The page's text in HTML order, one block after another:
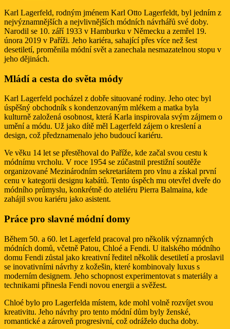
Karl Lagerfeld, rodným jménem Karl Otto Lagerfeldt, byl jedním z
nejvýznamnějších a nejvlivnějších módních návrhářů své doby.
Narodil se 10. září 1933 v Hamburku v Německu a zemřel 19.
února 2019 v Paříži. Jeho kariéra, sahající přes více než šest
desetiletí, proměnila módní svět a zanechala nesmazatelnou stopu v
jeho dějinách.
Mládí a cesta do světa módy
Karl Lagerfeld pocházel z dobře situované rodiny. Jeho otec byl
úspěšný obchodník s kondenzovaným mlékem a matka byla
kulturně založená osobnost, která Karla inspirovala svým zájmem o
umění a módu. Už jako dítě měl Lagerfeld zájem o kreslení a
design, což předznamenalo jeho budoucí kariéru.
Ve věku 14 let se přestěhoval do Paříže, kde začal svou cestu k
módnímu vrcholu. V roce 1954 se zúčastnil prestižní soutěže
organizované Mezinárodním sekretariátem pro vlnu a získal první
cenu v kategorii designu kabátů. Tento úspěch mu otevřel dveře do
módního průmyslu, konkrétně do ateliéru Pierra Balmaina, kde
zahájil svou kariéru jako asistent.
Práce pro slavné módní domy
Během 50. a 60. let Lagerfeld pracoval pro několik významných
módních domů, včetně Patou, Chloé a Fendi. U italského módního
domu Fendi zůstal jako kreativní ředitel několik desetiletí a proslavil
se inovativními návrhy z kožešin, které kombinovaly luxus s
moderním designem. Jeho schopnost experimentovat s materiály a
technikami přinesla Fendi novou energii a svěžest.
Chloé bylo pro Lagerfelda místem, kde mohl volně rozvíjet svou
kreativitu. Jeho návrhy pro tento módní dům byly ženské,
romantické a zároveň progresivní, což odráželo ducha doby.